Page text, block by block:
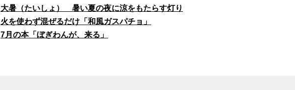
大暑（たいしょ） 暑い夏の夜に涼をもたらす灯り
火を使わず混ぜるだけ「和風ガスパチョ」
7月の本「ぼぎわんが、来る」